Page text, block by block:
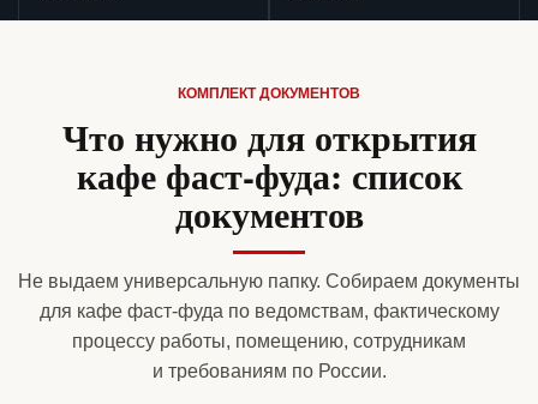
КОМПЛЕКТ ДОКУМЕНТОВ
Что нужно для открытия
кафе фаст-фуда: список
документов
Не выдаем универсальную папку. Собираем документы
для кафе фаст-фуда по ведомствам, фактическому
процессу работы, помещению, сотрудникам
и требованиям по России.